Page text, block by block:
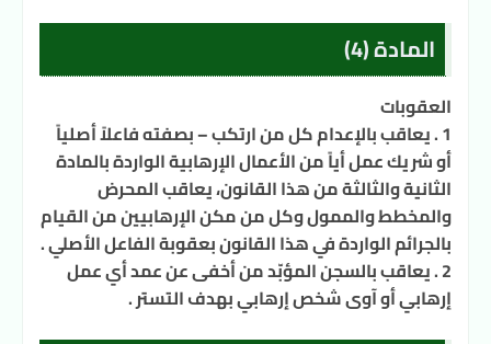
المادة (4)
العقوبات
1 . يعاقب بالإعدام كل من ارتكب – بصفته فاعلاً أصلياً
أو شريك عمل أياً من الأعمال الإرهابية الواردة بالمادة
الثانية والثالثة من هذا القانون، يعاقب المحرض
والمخطط والممول وكل من مكن الإرهابيين من القيام
بالجرائم الواردة في هذا القانون بعقوبة الفاعل الأصلي .
2 . يعاقب بالسجن المؤبّد من أخفى عن عمد أي عمل
إرهابي أو آوى شخص إرهابي بهدف التستر .